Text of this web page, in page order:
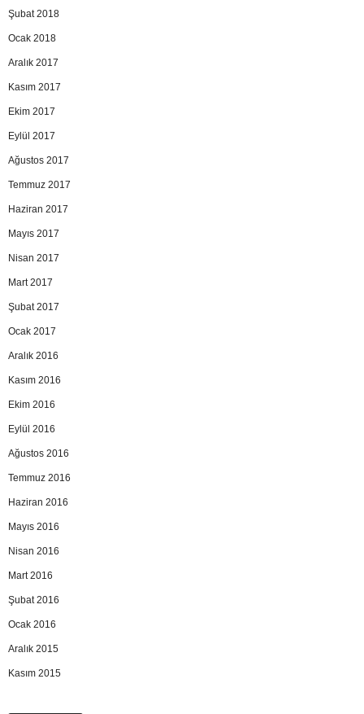
Şubat 2018
Ocak 2018
Aralık 2017
Kasım 2017
Ekim 2017
Eylül 2017
Ağustos 2017
Temmuz 2017
Haziran 2017
Mayıs 2017
Nisan 2017
Mart 2017
Şubat 2017
Ocak 2017
Aralık 2016
Kasım 2016
Ekim 2016
Eylül 2016
Ağustos 2016
Temmuz 2016
Haziran 2016
Mayıs 2016
Nisan 2016
Mart 2016
Şubat 2016
Ocak 2016
Aralık 2015
Kasım 2015